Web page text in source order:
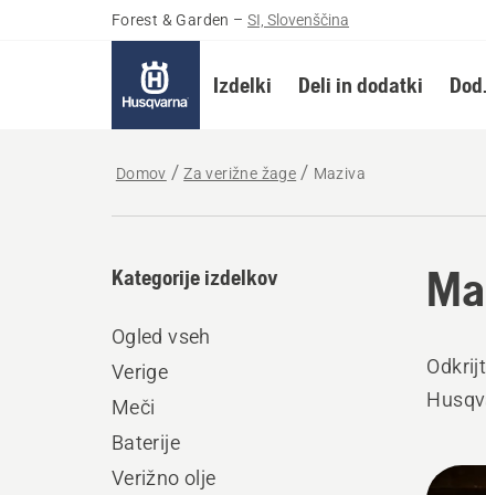
Forest & Garden – SI, Slovenščina
Izdelki Deli in dodatki
Domov Za verižne žage Maziva
Kategorije izdelkov
Ogled vseh
Verige
Meči
Baterije
Verižno olje